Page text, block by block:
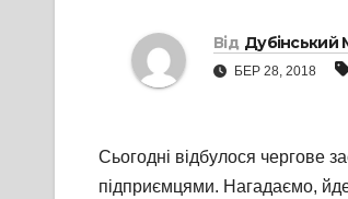
Від Дубінський
БЕР 28, 2018
Сьогодні відбулося чергове
підприємцями. Нагадаємо,